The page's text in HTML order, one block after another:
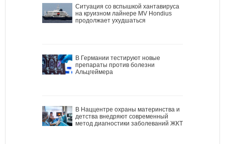
Ситуация со вспышкой хантавируса
на круизном лайнере MV Hondius
продолжает ухудшаться
В Германии тестируют новые
препараты против болезни
Альцгеймера
В Наццентре охраны материнства и
детства внедряют современный
метод диагностики заболеваний ЖКТ